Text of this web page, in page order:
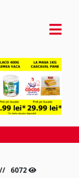
6072